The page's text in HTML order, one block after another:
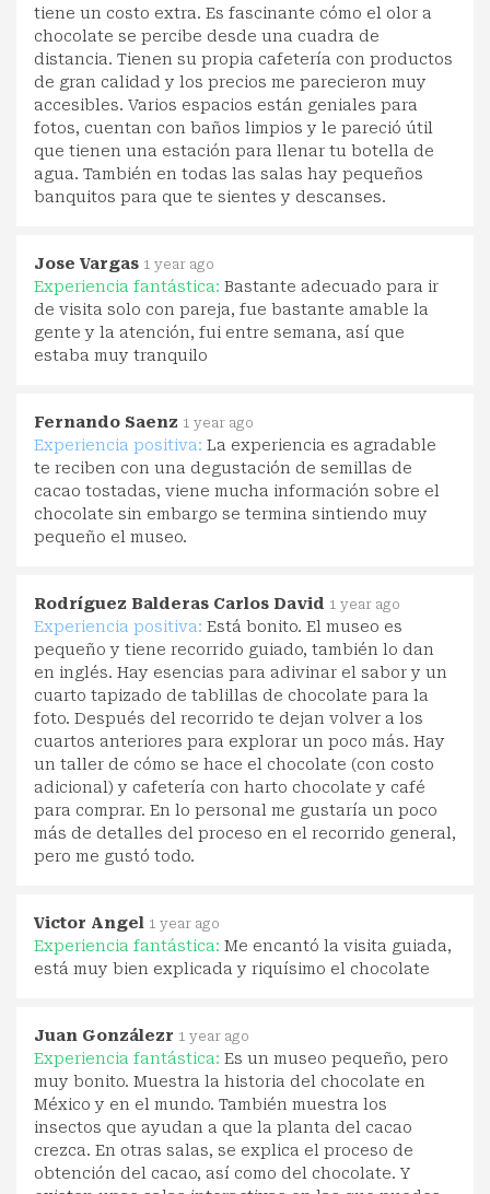
tiene un costo extra. Es fascinante cómo el olor a
chocolate se percibe desde una cuadra de
distancia. Tienen su propia cafetería con productos
de gran calidad y los precios me parecieron muy
accesibles. Varios espacios están geniales para
fotos, cuentan con baños limpios y le pareció útil
que tienen una estación para llenar tu botella de
agua. También en todas las salas hay pequeños
banquitos para que te sientes y descanses.
Jose Vargas 1 year ago
Experiencia fantástica: Bastante adecuado para ir
de visita solo con pareja, fue bastante amable la
gente y la atención, fui entre semana, así que
estaba muy tranquilo
Fernando Saenz 1 year ago
Experiencia positiva: La experiencia es agradable
te reciben con una degustación de semillas de
cacao tostadas, viene mucha información sobre el
chocolate sin embargo se termina sintiendo muy
pequeño el museo.
Rodríguez Balderas Carlos David 1 year ago
Experiencia positiva: Está bonito. El museo es
pequeño y tiene recorrido guiado, también lo dan
en inglés. Hay esencias para adivinar el sabor y un
cuarto tapizado de tablillas de chocolate para la
foto. Después del recorrido te dejan volver a los
cuartos anteriores para explorar un poco más. Hay
un taller de cómo se hace el chocolate (con costo
adicional) y cafetería con harto chocolate y café
para comprar. En lo personal me gustaría un poco
más de detalles del proceso en el recorrido general,
pero me gustó todo.
Victor Angel 1 year ago
Experiencia fantástica: Me encantó la visita guiada,
está muy bien explicada y riquísimo el chocolate
Juan Gonzálezr 1 year ago
Experiencia fantástica: Es un museo pequeño, pero
muy bonito. Muestra la historia del chocolate en
México y en el mundo. También muestra los
insectos que ayudan a que la planta del cacao
crezca. En otras salas, se explica el proceso de
obtención del cacao, así como del chocolate. Y